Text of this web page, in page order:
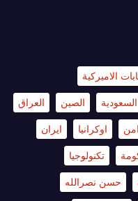
الاميركية
السعودية الصين العراق
امن اوكرانيا ايران
تكنولوجيا
حسن نصرالله